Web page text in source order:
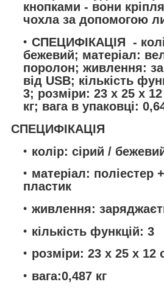
кнопками - вони
чохла за допомогою
СПЕЦИФІКАЦІЯ -
бежевий; матеріал:
поролон; живлення:
від USB; кількість
3; розміри: 23 х 25 х
кг; вага в упаковці:
СПЕЦИФІКАЦІЯ
колір: сірий /
матеріал: поліестер
пластик
живлення:
кількість функцій: 3
розміри: 23 х 25 х 12
вага:0,487 кг